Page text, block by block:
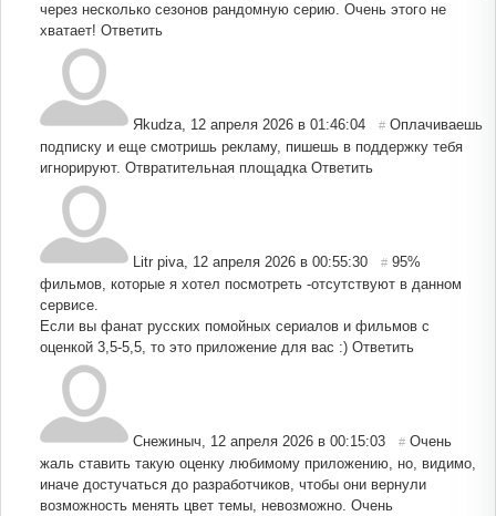
через несколько сезонов рандомную серию. Очень этого не
хватает! Ответить
Яkudza, 12 апреля 2026 в 01:46:04 # Оплачиваешь
подписку и еще смотришь рекламу, пишешь в поддержку тебя
игнорируют. Отвратительная площадка Ответить
Litr piva, 12 апреля 2026 в 00:55:30 # 95%
фильмов, которые я хотел посмотреть -отсутствуют в данном
сервисе.
Если вы фанат русских помойных сериалов и фильмов с
оценкой 3,5-5,5, то это приложение для вас :) Ответить
Снежиныч, 12 апреля 2026 в 00:15:03 # Очень
жаль ставить такую оценку любимому приложению, но, видимо,
иначе достучаться до разработчиков, чтобы они вернули
возможность менять цвет темы, невозможно. Очень